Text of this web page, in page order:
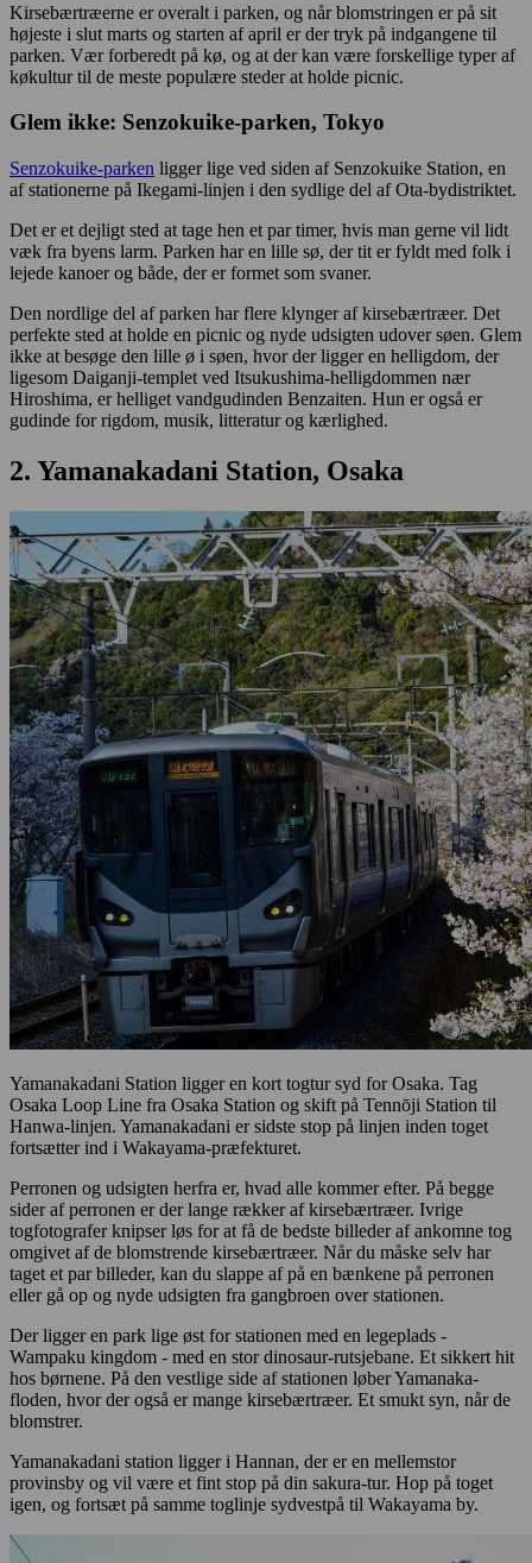
Kirsebærtræerne er overalt i parken, og når blomstringen er på sit
højeste i slut marts og starten af april er der tryk på indgangene til
parken. Vær forberedt på kø, og at der kan være forskellige typer af
køkultur til de meste populære steder at holde picnic.
Glem ikke: Senzokuike-parken, Tokyo
Senzokuike-parken ligger lige ved siden af Senzokuike Station, en
af stationerne på Ikegami-linjen i den sydlige del af Ota-bydistriktet.
Det er et dejligt sted at tage hen et par timer, hvis man gerne vil lidt
væk fra byens larm. Parken har en lille sø, der tit er fyldt med folk i
lejede kanoer og både, der er formet som svaner.
Den nordlige del af parken har flere klynger af kirsebærtræer. Det
perfekte sted at holde en picnic og nyde udsigten udover søen. Glem
ikke at besøge den lille ø i søen, hvor der ligger en helligdom, der
ligesom Daiganji-templet ved Itsukushima-helligdommen nær
Hiroshima, er helliget vandgudinden Benzaiten. Hun er også er
gudinde for rigdom, musik, litteratur og kærlighed.
2. Yamanakadani Station, Osaka
Yamanakadani Station ligger en kort togtur syd for Osaka. Tag
Osaka Loop Line fra Osaka Station og skift på Tennōji Station til
Hanwa-linjen. Yamanakadani er sidste stop på linjen inden toget
fortsætter ind i Wakayama-præfekturet.
Perronen og udsigten herfra er, hvad alle kommer efter. På begge
sider af perronen er der lange rækker af kirsebærtræer. Ivrige
togfotografer knipser løs for at få de bedste billeder af ankomne tog
omgivet af de blomstrende kirsebærtræer. Når du måske selv har
taget et par billeder, kan du slappe af på en bænkene på perronen
eller gå op og nyde udsigten fra gangbroen over stationen.
Der ligger en park lige øst for stationen med en legeplads -
Wampaku kingdom - med en stor dinosaur-rutsjebane. Et sikkert hit
hos børnene. På den vestlige side af stationen løber Yamanaka-
floden, hvor der også er mange kirsebærtræer. Et smukt syn, når de
blomstrer.
Yamanakadani station ligger i Hannan, der er en mellemstor
provinsby og vil være et fint stop på din sakura-tur. Hop på toget
igen, og fortsæt på samme toglinje sydvestpå til Wakayama by.